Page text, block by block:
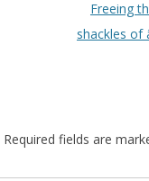
Freeing
shackles of
Required fields are